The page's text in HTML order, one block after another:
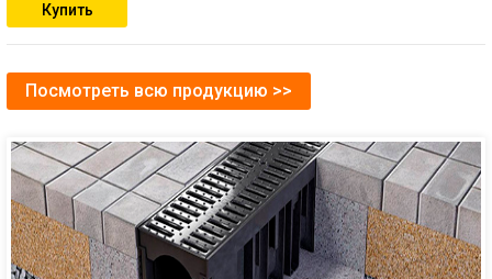
Купить
Посмотреть всю продукцию >>